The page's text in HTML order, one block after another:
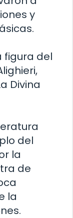
y
figura del
Divina
del
la
de
la